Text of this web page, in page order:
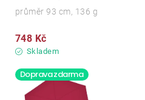
Skladem
748 Kč
průměr 93 cm, 136 g
Doprava zdarma